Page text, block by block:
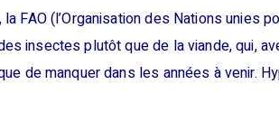
FAO (l’Organisation des Nations unies
insectes plutôt que de la viande, qui,
de manquer dans les années à venir.